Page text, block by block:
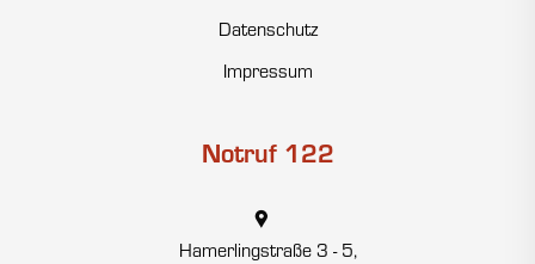
Datenschutz
Impressum
Notruf 122
Hamerlingstraße 3 - 5,